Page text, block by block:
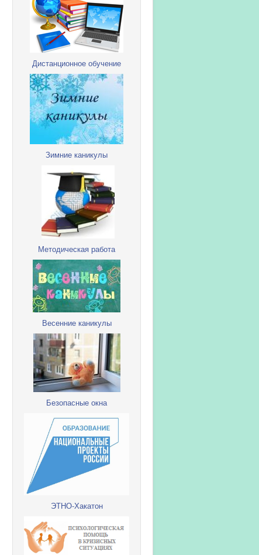
Дистанционное обучение
Зимние каникулы
Методическая работа
Весенние каникулы
Безопасные окна
ЭТНО-Хакатон